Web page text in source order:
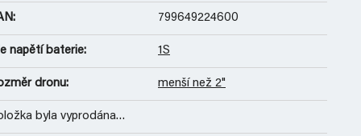
: 799649224600
napětí baterie: 1S
dronu: menší než 2"
byla vyprodána…